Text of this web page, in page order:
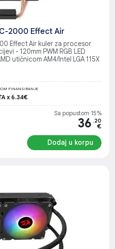
2000 Effect Air
Effect Air kuler za procesor
- 120mm PWM RGB LED
utičnicom AM4/Intel LGA 115X
FINANSIRANJE
x 6.34€
Sa popustom 15%
36 .20
€
Dodaj u korpu